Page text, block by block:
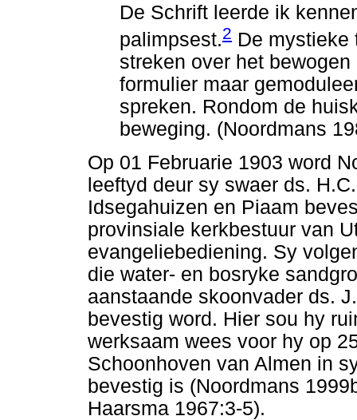
De Schrift leerde ik
palimpsest.2 De mystieke
streken over het
formulier maar
spreken. Rondom de
beweging. (Noordmans
Op 01 Februarie 1903 word
leeftyd deur sy swaer ds.
Idsegahuizen en Piaam
provinsiale kerkbestuur van
evangeliebediening. Sy
die water- en bosryke
aanstaande skoonvader ds.
bevestig word. Hier sou hy
werksaam wees voor hy op
Schoonhoven van Almen in
bevestig is (Noordmans
Haarsma 1967:3-5).